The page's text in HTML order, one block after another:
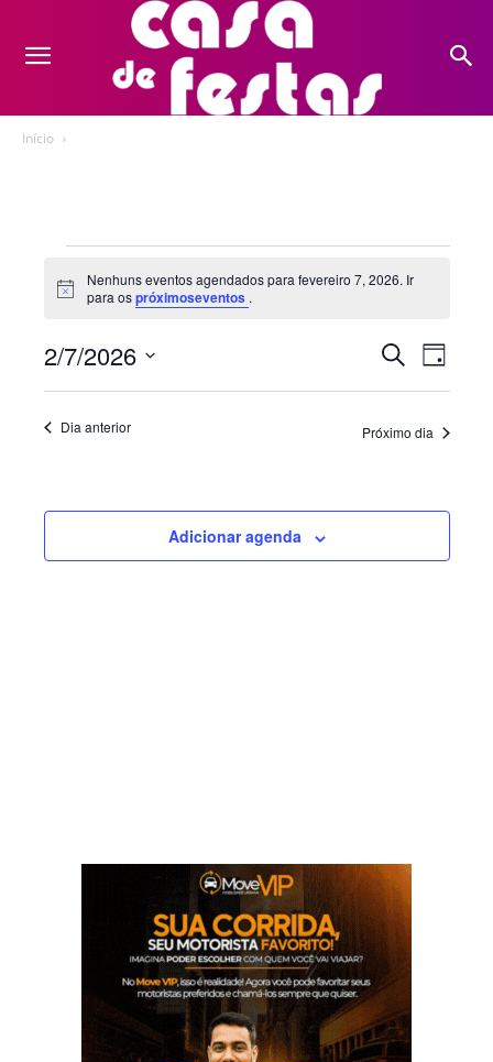
Início
Eventos
for
fevereiro
7,
2026
Notice
Nenhuns eventos agendados para fevereiro 7, 2026. Ir
para ospróximoseventos .
e
visuais
de
Procurar
do
Dia
2/7/2026
Selecione
Dia anterior Próximo dia
Adicionar agenda